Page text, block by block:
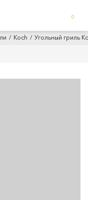
0
Koch Угольный гриль